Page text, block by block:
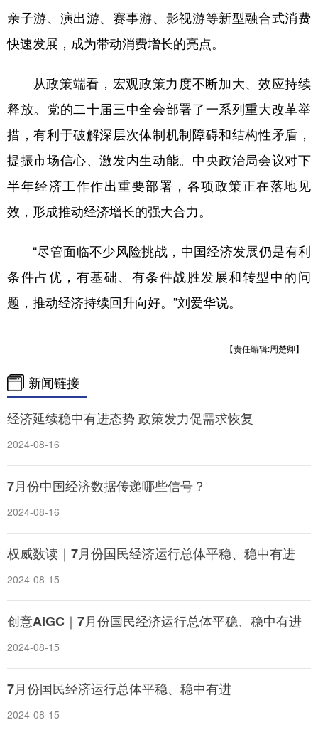
亲子游、演出游、赛事游、影视游等新型融合式消费
快速发展，成为带动消费增长的亮点。
从政策端看，宏观政策力度不断加大、效应持续
释放。党的二十届三中全会部署了一系列重大改革举
措，有利于破解深层次体制机制障碍和结构性矛盾，
提振市场信心、激发内生动能。中央政治局会议对下
半年经济工作作出重要部署，各项政策正在落地见
效，形成推动经济增长的强大合力。
“尽管面临不少风险挑战，中国经济发展仍是有利
条件占优，有基础、有条件战胜发展和转型中的问
题，推动经济持续回升向好。”刘爱华说。
【责任编辑:周楚卿】
新闻链接
经济延续稳中有进态势 政策发力促需求恢复
2024-08-16
7月份中国经济数据传递哪些信号？
2024-08-16
权威数读｜7月份国民经济运行总体平稳、稳中有进
2024-08-15
创意AIGC｜7月份国民经济运行总体平稳、稳中有进
2024-08-15
7月份国民经济运行总体平稳、稳中有进
2024-08-15